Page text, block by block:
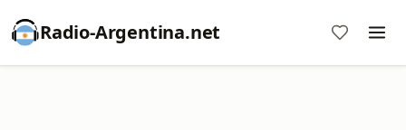
Radio-Argentina.net